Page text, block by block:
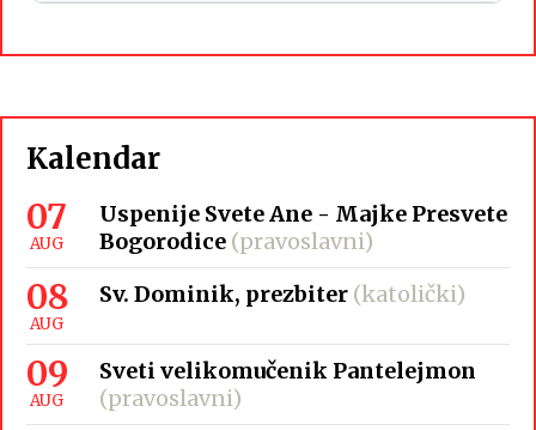
Kalendar
07
AUG
Uspenije Svete Ane - Majke Presvete
Bogorodice (pravoslavni)
08
AUG
Sv. Dominik, prezbiter (katolički)
09
AUG
Sveti velikomučenik Pantelejmon
(pravoslavni)